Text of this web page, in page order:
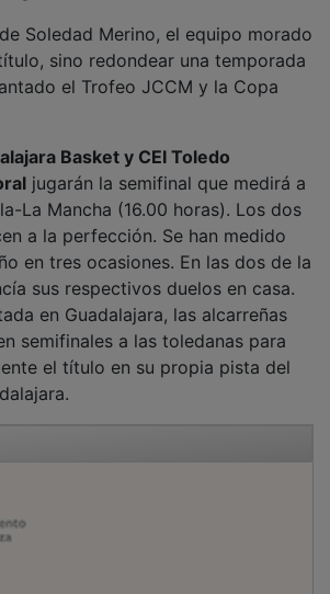
sino redondear una temporada
el Trofeo JCCM y la Copa
jugarán la semifinal que medirá a
La Mancha (16.00 horas). Los dos
a la perfección. Se han medido
en tres ocasiones. En las dos de la
sus respectivos duelos en casa.
en Guadalajara, las alcarreñas
semifinales a las toledanas para
el título en su propia pista del